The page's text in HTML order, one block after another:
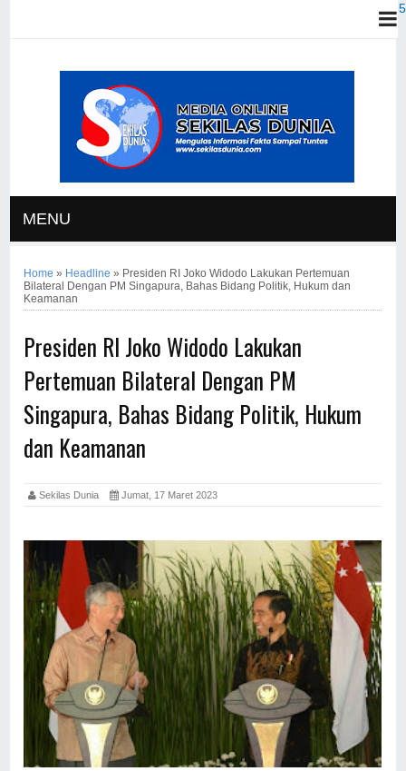
MENU
Home » Headline » Presiden RI Joko Widodo Lakukan Pertemuan
Bilateral Dengan PM Singapura, Bahas Bidang Politik, Hukum dan
Keamanan
Presiden RI Joko Widodo Lakukan
Pertemuan Bilateral Dengan PM
Singapura, Bahas Bidang Politik, Hukum
dan Keamanan
Sekilas Dunia Jumat, 17 Maret 2023